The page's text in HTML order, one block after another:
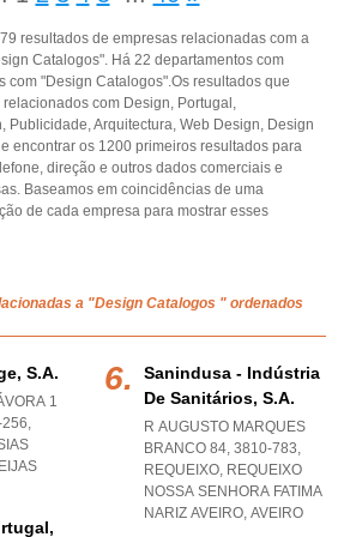
resultados de empresas relacionadas com a
Catalogos". Há 22 departamentos com
com "Design Catalogos".Os resultados que
com Design, Portugal,
Publicidade, Arquitectura, Web Design, Design
encontrar os 1200 primeiros resultados para
direção e outros dados comerciais e
Baseamos em coincidências de uma
de cada empresa para mostrar esses
a "Design Catalogos " ordenados
S.a.
1
256,
Sanindusa - Indústria
De Sanitários, S.a.
R AUGUSTO MARQUES
BRANCO 84, 3810-783,
REQUEIXO, REQUEIXO
NOSSA SENHORA FATIMA
NARIZ AVEIRO, AVEIRO